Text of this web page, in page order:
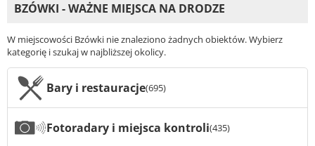
BZÓWKI - WAŻNE MIEJSCA NA DRODZE
W miejscowości Bzówki nie znaleziono żadnych obiektów. Wybierz
kategorię i szukaj w najbliższej okolicy.
Bary i restauracje(695)
Fotoradary i miejsca kontroli(435)